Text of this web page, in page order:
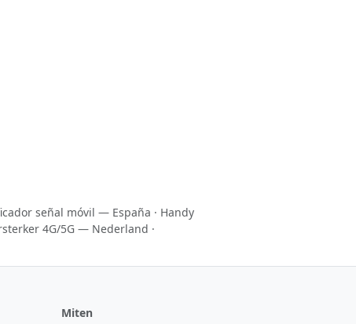
señal móvil — España · Handy
4G/5G — Nederland ·
Miten